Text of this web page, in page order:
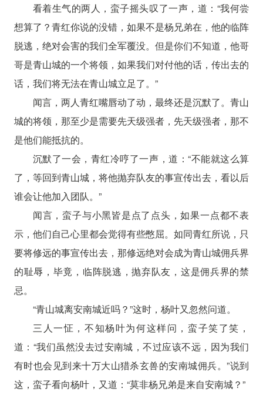
看着生气的两人，蛮子摇头叹了一声，道：“我何尝
想算了？青红你说的没错，如果不是杨兄弟在，他的临阵
脱逃，绝对会害的我们全军覆没。但是你们不知道，他哥
哥是青山城的一个将领，如果我们对付他的话，传出去的
话，我们将无法在青山城立足了。”
闻言，两人青红嘴唇动了动，最终还是沉默了。青山
城的将领，那至少是需要先天级强者，先天级强者，那不
是他们能抵抗的。
沉默了一会，青红冷哼了一声，道：“不能就这么算
了，等回到青山城，将他抛弃队友的事宣传出去，看以后
谁会让他加入团队。”
闻言，蛮子与小黑皆是点了点头，如果一点都不表
示，他们自己心里都会觉得有些憋屈。如同青红所说，只
要将修远的事宣传出去，那修远绝对会成为青山城佣兵界
的耻辱，毕竟，临阵脱逃，抛弃队友，这是佣兵界的禁
忌。
“青山城离安南城近吗？”这时，杨叶又忽然问道。
三人一怔，不知杨叶为何这样问，蛮子笑了笑，
道：“我们虽然没去过安南城，不过应该不远，因为我们
有时也会见到来十万大山猎杀玄兽的安南城佣兵。”说到
这，蛮子看向杨叶，又道：“莫非杨兄弟是来自安南城？”